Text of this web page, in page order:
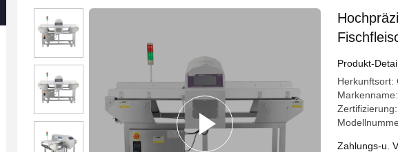
Produkt-
Herkunftsort:
Zahlungs-u.